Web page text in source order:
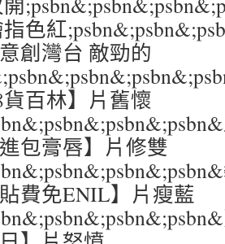
色紅
創灣台 敵勁的
百林】片舊懷
包膏唇】片修雙
費免ENIL】片瘦藍